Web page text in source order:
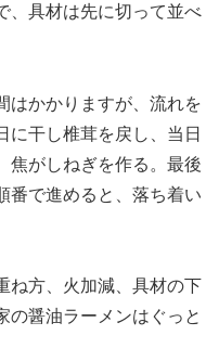
、具材は先に切って並べ
はかかりますが、流れを
に干し椎茸を戻し、当日
焦がしねぎを作る。最後
番で進めると、落ち着い
ね方、火加減、具材の下
の醤油ラーメンはぐっと